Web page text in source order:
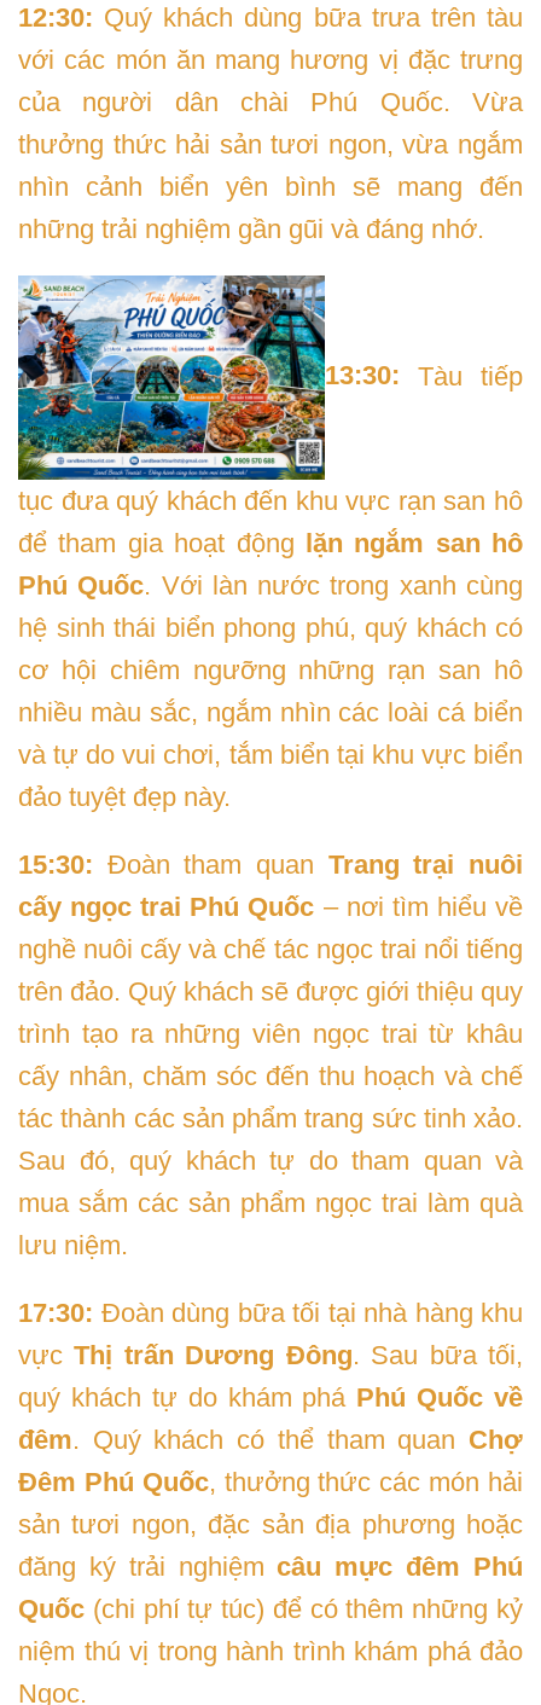
12:30: Quý khách dùng bữa trưa trên tàu
với các món ăn mang hương vị đặc trưng
của người dân chài Phú Quốc. Vừa
thưởng thức hải sản tươi ngon, vừa ngắm
nhìn cảnh biển yên bình sẽ mang đến
những trải nghiệm gần gũi và đáng nhớ.
13:30: Tàu tiếp
tục đưa quý khách đến khu vực rạn san hô
để tham gia hoạt động lặn ngắm san hô
Phú Quốc. Với làn nước trong xanh cùng
hệ sinh thái biển phong phú, quý khách có
cơ hội chiêm ngưỡng những rạn san hô
nhiều màu sắc, ngắm nhìn các loài cá biển
và tự do vui chơi, tắm biển tại khu vực biển
đảo tuyệt đẹp này.
15:30: Đoàn tham quan Trang trại nuôi
cấy ngọc trai Phú Quốc – nơi tìm hiểu về
nghề nuôi cấy và chế tác ngọc trai nổi tiếng
trên đảo. Quý khách sẽ được giới thiệu quy
trình tạo ra những viên ngọc trai từ khâu
cấy nhân, chăm sóc đến thu hoạch và chế
tác thành các sản phẩm trang sức tinh xảo.
Sau đó, quý khách tự do tham quan và
mua sắm các sản phẩm ngọc trai làm quà
lưu niệm.
17:30: Đoàn dùng bữa tối tại nhà hàng khu
vựcThị trấn Dương Đông. Sau bữa tối,
quý khách tự do khám phá Phú Quốc về
đêm. Quý khách có thể tham quan Chợ
Đêm Phú Quốc, thưởng thức các món hải
sản tươi ngon, đặc sản địa phương hoặc
đăng ký trải nghiệm câu mực đêm Phú
Quốc (chi phí tự túc) để có thêm những kỷ
niệm thú vị trong hành trình khám phá đảo
Ngọc.